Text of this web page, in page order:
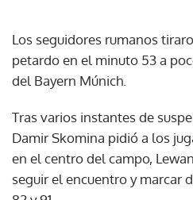
Los seguidores rumanos
petardo en el minuto 53 a
del Bayern Múnich.
Tras varios instantes de
Damir Skomina pidió a los
en el centro del campo,
seguir el encuentro y marcar